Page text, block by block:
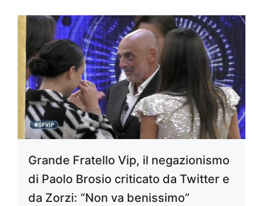
Grande Fratello Vip, il negazionismo
di Paolo Brosio criticato da Twitter e
da Zorzi: “Non va benissimo”